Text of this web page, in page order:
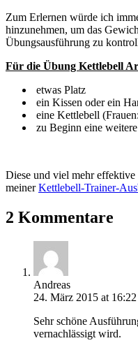
Zum Erlernen würde ich
hinzunehmen, um das
Übungsausführung zu
Für die Übung Kettlebell
etwas Platz
ein Kissen oder ein
eine Kettlebell
zu Beginn eine
Diese und viel mehr
meinerKettlebell-Trainer-
2 Kommentare
Andreas
24. März 2015 at 16:22
Sehr schöne
vernachlässigt wird.